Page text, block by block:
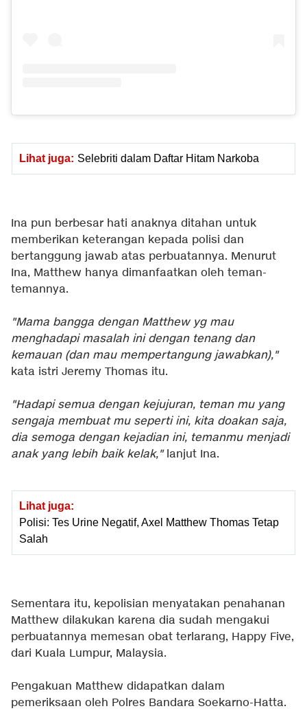
Lihat juga: Selebriti dalam Daftar Hitam Narkoba
Ina pun berbesar hati anaknya ditahan untuk
memberikan keterangan kepada polisi dan
bertanggung jawab atas perbuatannya. Menurut
Ina, Matthew hanya dimanfaatkan oleh teman-
temannya.
"Mama bangga dengan Matthew yg mau
menghadapi masalah ini dengan tenang dan
kemauan (dan mau mempertangung jawabkan),"
kata istri Jeremy Thomas itu.
"Hadapi semua dengan kejujuran, teman mu yang
sengaja membuat mu seperti ini, kita doakan saja,
dia semoga dengan kejadian ini, temanmu menjadi
anak yang lebih baik kelak,"lanjut Ina.
Lihat juga:
Polisi: Tes Urine Negatif, Axel Matthew Thomas Tetap
Salah
Sementara itu, kepolisian menyatakan penahanan
Matthew dilakukan karena dia sudah mengakui
perbuatannya memesan obat terlarang, Happy Five,
dari Kuala Lumpur, Malaysia.
Pengakuan Matthew didapatkan dalam
pemeriksaan oleh Polres Bandara Soekarno-Hatta.